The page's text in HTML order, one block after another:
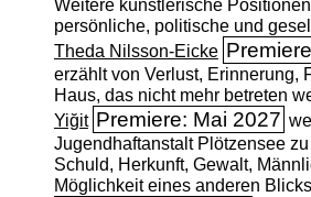
Weitere künstlerische
persönliche, politische und
Theda Nilsson-Eicke
erzählt von Verlust, Erinnerung,
Haus, das nicht mehr betreten
Yiğit Premiere: Mai 2027
Jugendhaftanstalt Plötzensee
Schuld, Herkunft, Gewalt,
Möglichkeit eines anderen